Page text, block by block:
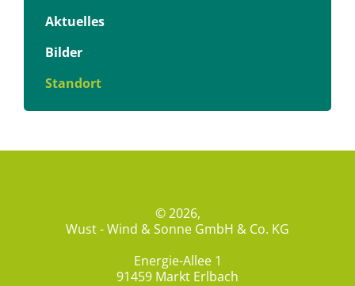
Aktuelles
Bilder
Standort
© 2026,
Wust - Wind & Sonne GmbH & Co. KG
Energie-Allee 1
91459 Markt Erlbach